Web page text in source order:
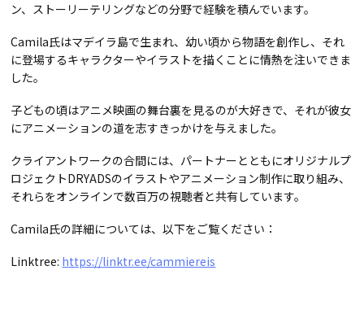
ン、ストーリーテリングなどの分野で経験を積んでいます。
Camila氏はマデイラ島で生まれ、幼い頃から物語を創作し、それ
に登場するキャラクターやイラストを描くことに情熱を注いできま
した。
子どもの頃はアニメ映画の舞台裏を見るのが大好きで、それが彼女
にアニメーションの道を志すきっかけを与えました。
クライアントワークの合間には、パートナーとともにオリジナルプ
ロジェクトDRYADSのイラストやアニメーション制作に取り組み、
それらをオンラインで数百万の視聴者と共有しています。
Camila氏の詳細については、以下をご覧ください：
Linktree: https://linktr.ee/cammiereis